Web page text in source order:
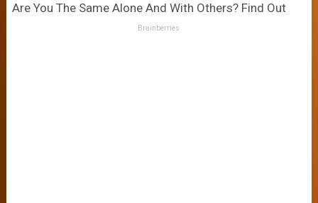
Are You The Same Alone And With Others? Find Out
Brainberries